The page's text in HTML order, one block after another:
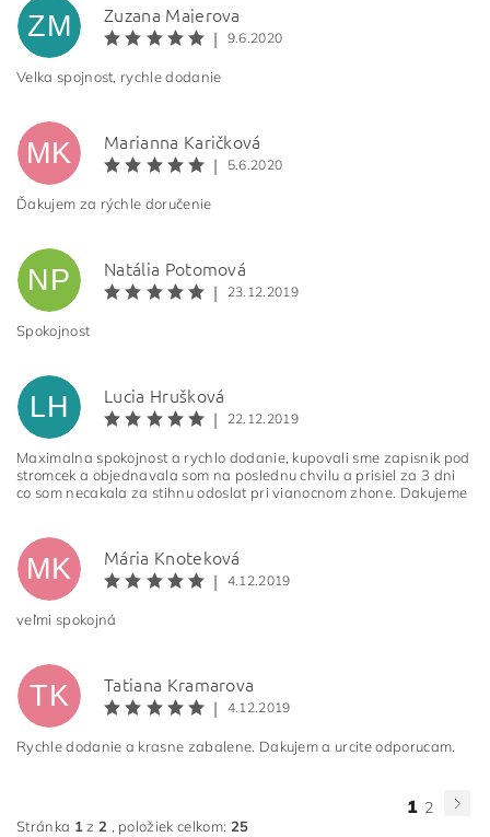
ZM Zuzana Majerova
| 9.6.2020
Velka spojnost, rychle dodanie
MK Marianna Karičková
| 5.6.2020
Ďakujem za rýchle doručenie
NP Natália Potomová
| 23.12.2019
Spokojnost
LH Lucia Hrušková
| 22.12.2019
Maximalna spokojnost a rychlo dodanie, kupovali sme zapisnik pod
stromcek a objednavala som na poslednu chvilu a prisiel za 3 dni
co som necakala za stihnu odoslat pri vianocnom zhone. Dakujeme
MK Mária Knoteková
| 4.12.2019
veľmi spokojná
TK Tatiana Kramarova
| 4.12.2019
Rychle dodanie a krasne zabalene. Dakujem a urcite odporucam.
1 2
Stránka 1z 2 , položiek celkom: 25